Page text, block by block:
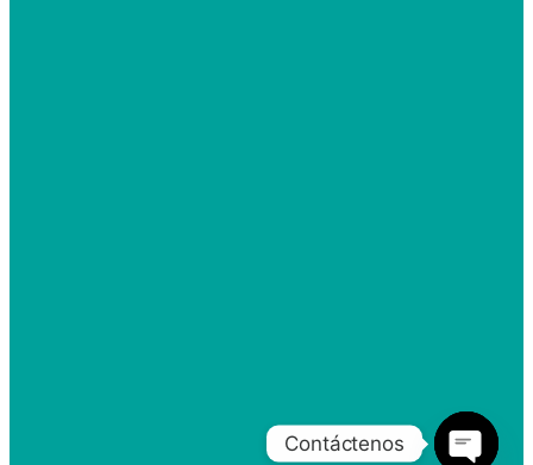
Contáctenos